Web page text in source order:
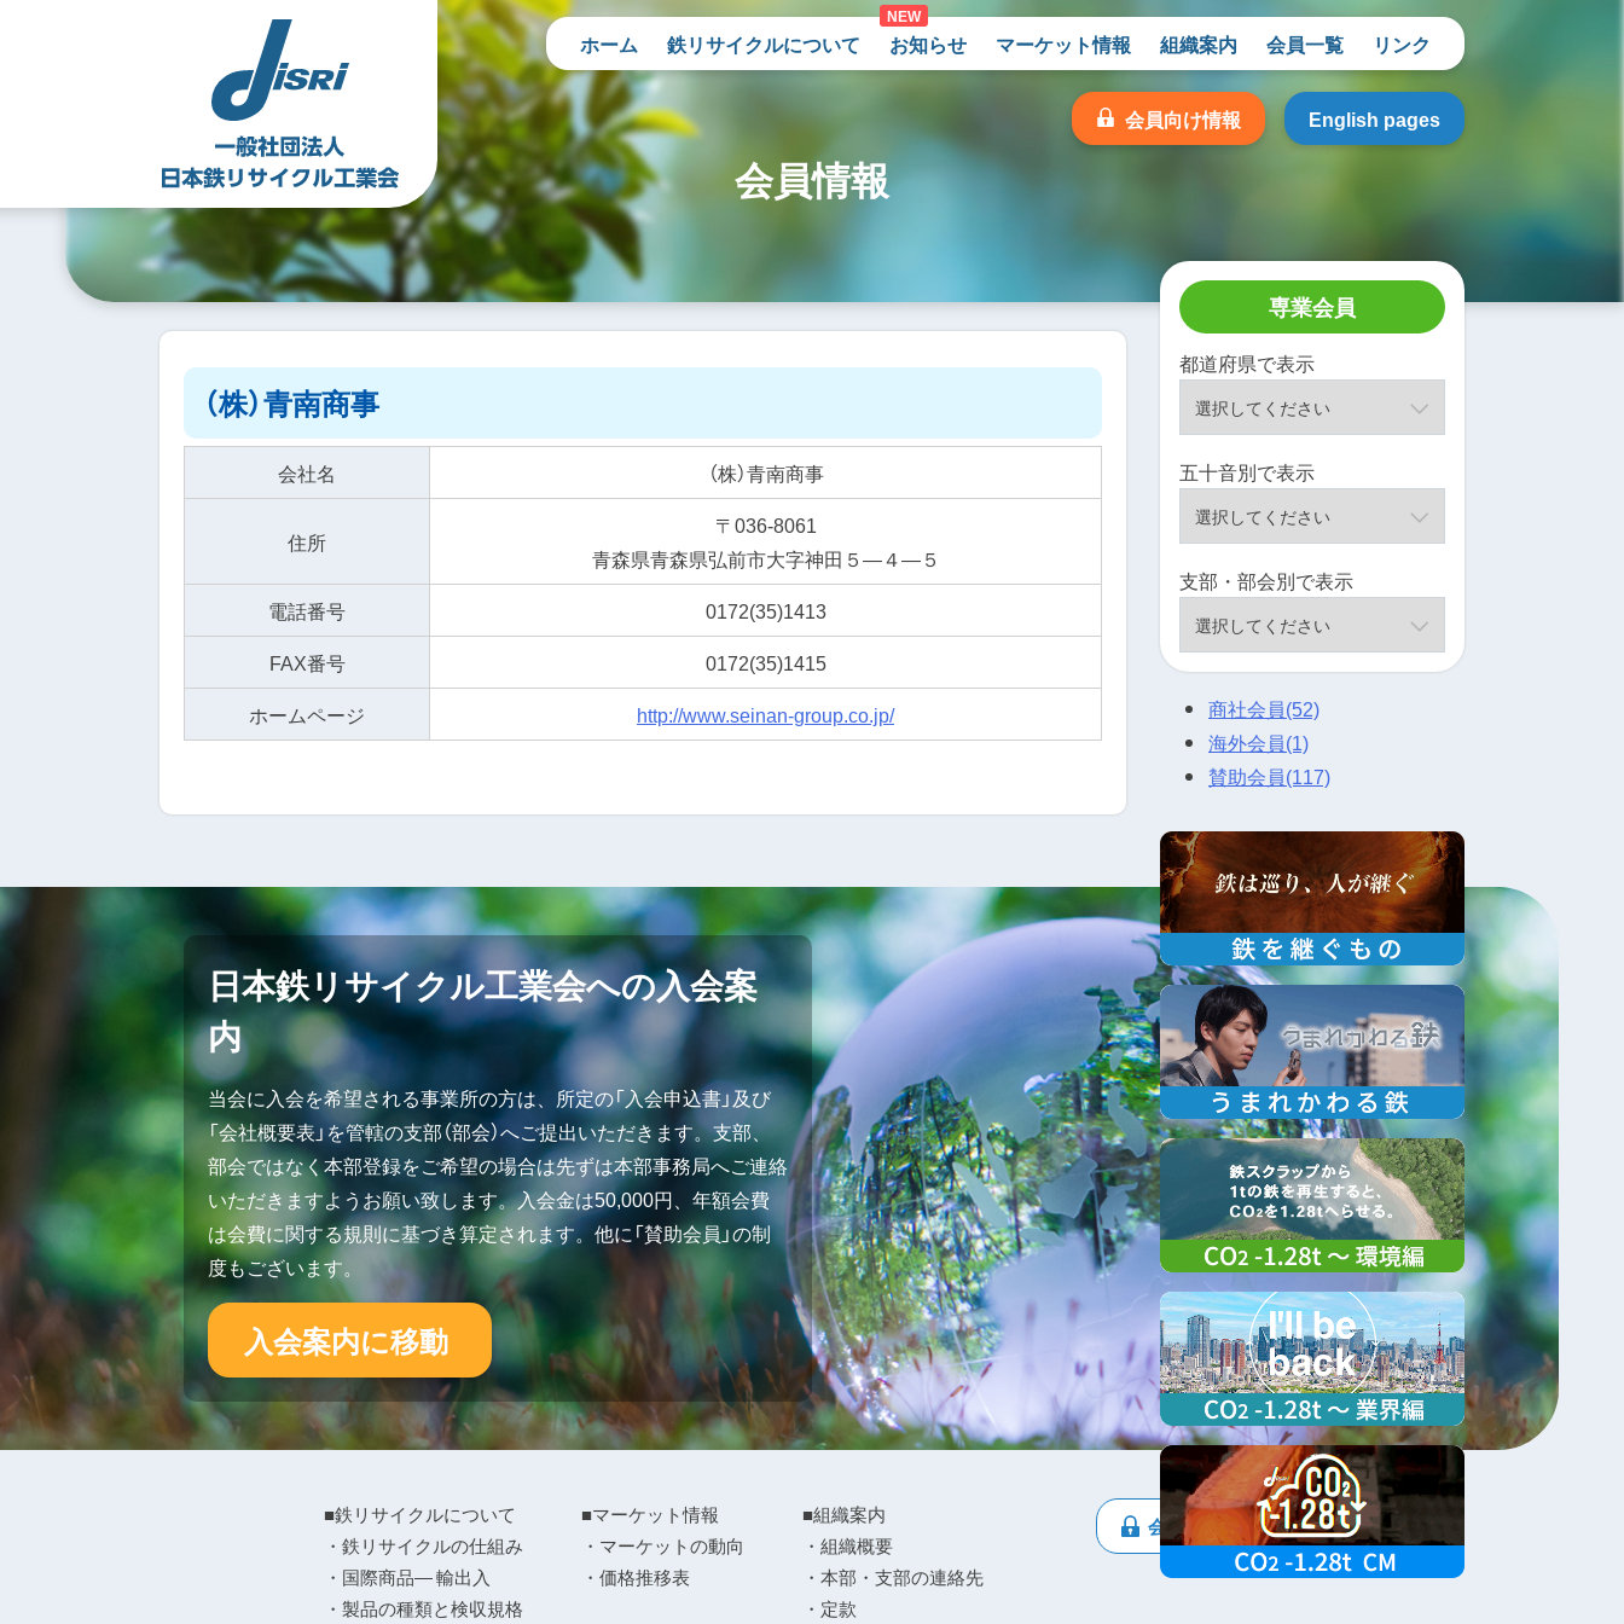
ホーム 鉄リサイクルについて お知らせ マーケット情報 組織案内 会員一覧 リンク
会員向け情報 English pages
会員情報
（株）青南商事
会社名 （株）青南商事
住所
〒036-8061
青森県青森県弘前市大字神田５―４―５
電話番号
0172(35)1413
FAX番号
0172(35)1415
ホームページ
http://www.seinan-group.co.jp/
専業会員
都道府県で表示
五十音別で表示
支部・部会別で表示
商社会員(52)
海外会員(1)
賛助会員(117)
日本鉄リサイクル工業会への入会案
内
当会に入会を希望される事業所の方は、所定の「入会申込書」及び
「会社概要表」を管轄の支部（部会）へご提出いただきます。支部、
部会ではなく本部登録をご希望の場合は先ずは本部事務局へご連絡
いただきますようお願い致します。入会金は50,000円、年額会費
は会費に関する規則に基づき算定されます。他に「賛助会員」の制
度もございます。
入会案内に移動
■鉄リサイクルについて
・鉄リサイクルの仕組み
・国際商品― 輸出入
・製品の種類と検収規格
■マーケット情報
・マーケットの動向
・価格推移表
■組織案内
・組織概要
・本部・支部の連絡先
・定款
会員専用ページ